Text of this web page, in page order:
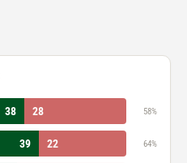
38 28 58%
39 22 64%